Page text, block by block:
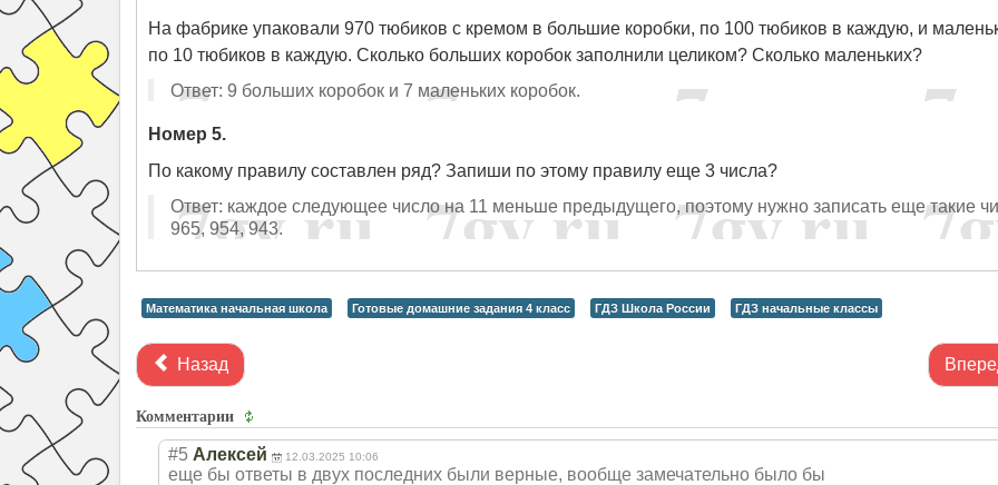
На фабрике упаковали 970 тюбиков с кремом в большие коробки, по 100 тюбиков в каждую, и
по 10 тюбиков в каждую. Сколько больших коробок заполнили целиком? Сколько маленьких?
Ответ: 9 больших коробок и 7 маленьких коробок.
Номер 5.
По какому правилу составлен ряд? Запиши по этому правилу еще 3 числа?
Ответ: каждое следующее число на 11 меньше предыдущего, поэтому нужно записать еще такие
965, 954, 943.
Математика начальная школа Готовые домашние задания 4 класс ГДЗ Школа России ГДЗ начальные классы
Назад
Комментарии
#5 Алексей 12.03.2025 10:06
еще бы ответы в двух последних были верные, вообще замечательно было бы